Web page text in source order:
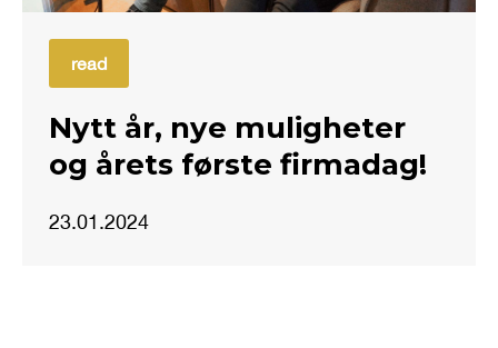
read
Nytt år, nye muligheter
og årets første firmadag!
23.01.2024